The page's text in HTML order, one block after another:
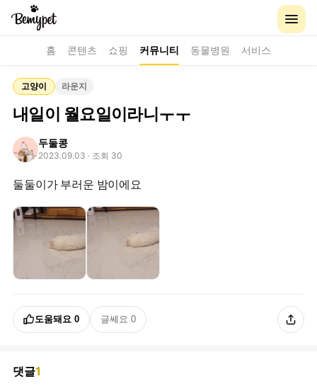
홈 콘텐츠 쇼핑 커뮤니티 동물병원 서비스
고양이 라운지
내일이 월요일이라니ㅜㅜ
두둘콩
2023.09.03 · 조회 30
둘둘이가 부러운 밤이에요
도움돼요 0 글쎄요 0
댓글1